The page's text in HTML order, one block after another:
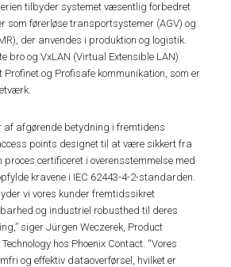
tilbyder systemet væsentlig forbedret
som førerløse transportsystemer (AGV) og
der anvendes i produktion og logistik.
bro og VxLAN (Virtual Extensible LAN)
og Profisafe kommunikation, som er
afgørende betydning i fremtidens
points designet til at være sikkert fra
proces certificeret i overensstemmelse med
kravene i IEC 62443-4-2-standarden.
vi vores kunder fremtidssikret
og industriel robusthed til deres
siger Jürgen Weczerek, Product
hos Phoenix Contact. “Vores
og effektiv dataoverførsel, hvilket er